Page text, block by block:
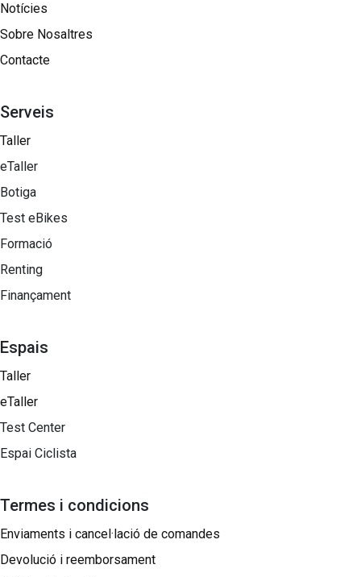
Notícies
Sobre Nosaltres​
Contacte
Serveis
Taller
eTaller
Botiga
Test eBikes
Formació
Renting
Finançament
Espais
Taller
eTaller
Test Center
Espai Ciclista
Termes i condicions
Enviaments i cancel·lació de comandes
Devolució i reemborsament